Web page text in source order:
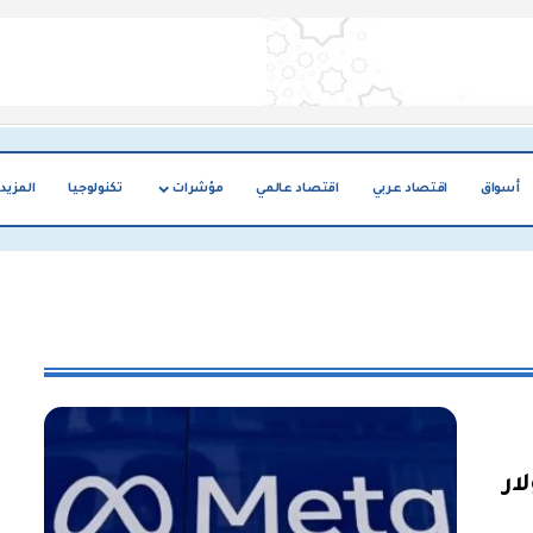
أسواق اقتصاد عربي اقتصاد عالمي مؤشرات تكنولوجيا المزيد
دولار